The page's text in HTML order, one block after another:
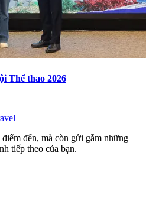
Thể thao 2026
đến, mà còn gửi gắm những
tiếp theo của bạn.